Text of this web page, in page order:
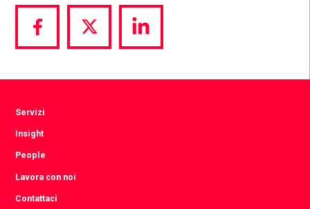
Share
via
Share
via
Share
via
Servizi
Insight
People
Lavora con noi
Contattaci